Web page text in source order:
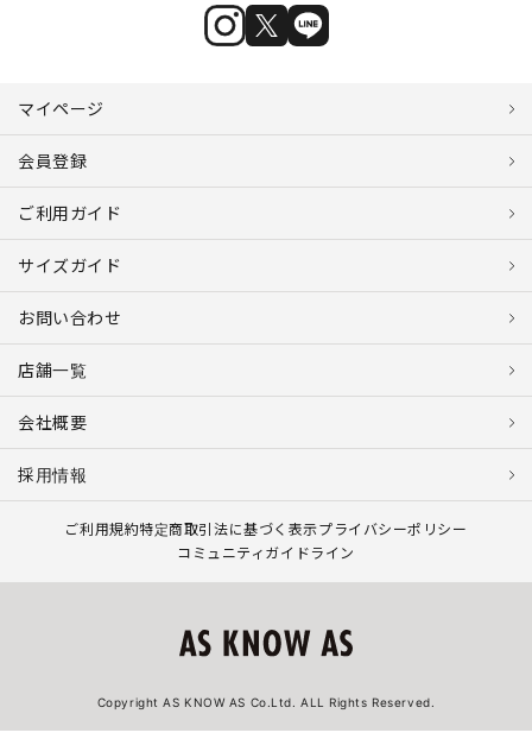
マイページ
会員登録
ご利用ガイド
サイズガイド
お問い合わせ
店舗一覧
会社概要
採用情報
ご利用規約特定商取引法に基づく表示プライバシーポリシー
コミュニティガイドライン
Copyright AS KNOW AS Co.Ltd. ALL Rights Reserved.